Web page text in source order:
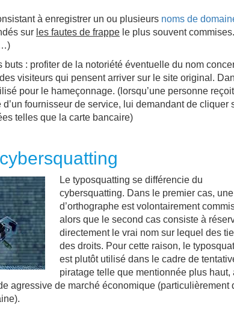
à enregistrer un ou plusieurs noms de
sur les fautes de frappele plus souvent commises.
: profiter de la notoriété éventuelle du nom
visiteurs qui pensent arriver sur le site original.
pour le hameçonnage. (lorsqu’une personne
fournisseur de service, lui demandant de cliquer
telles que la carte bancaire)
Le typosquatting se différencie du
cybersquatting. Dans le premier cas,
d’orthographe est volontairement
alors que le second cas consiste à
directement le vrai nom sur lequel des
des droits. Pour cette raison, le
est plutôt utilisé dans le cadre de
piratage telle que mentionnée plus haut,
agressive de marché économique (particulièrement